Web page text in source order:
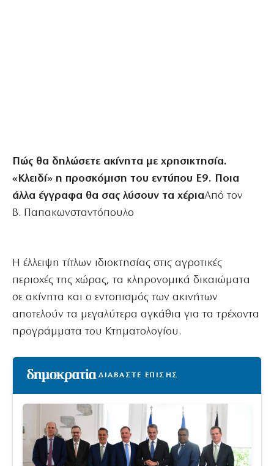
Πώς θα δηλώσετε ακίνητα με χρησικτησία.
«Κλειδί» η προσκόμιση του εντύπου Ε9. Ποια
άλλα έγγραφα θα σας λύσουν τα χέριαΑπό τον
Β. Παπακωνσταντόπουλο
Η έλλειψη τίτλων ιδιοκτησίας στις αγροτικές
περιοχές της χώρας, τα κληρονομικά δικαιώματα
σε ακίνητα και ο εντοπισμός των ακινήτων
αποτελούν τα μεγαλύτερα αγκάθια για τα τρέχοντα
προγράμματα του Κτηματολογίου.
ΔΙΑΒΑΣΤΕ ΕΠΙΣΗΣ